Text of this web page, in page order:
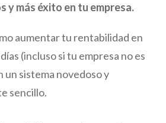
y más éxito en tu empresa.
aumentar tu rentabilidad en
(incluso si tu empresa no es
un sistema novedoso y
sencillo.